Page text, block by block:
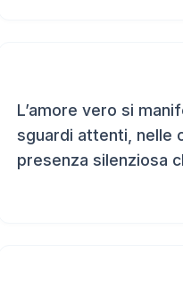
L’amore vero si
sguardi attenti, nelle
presenza silenziosa